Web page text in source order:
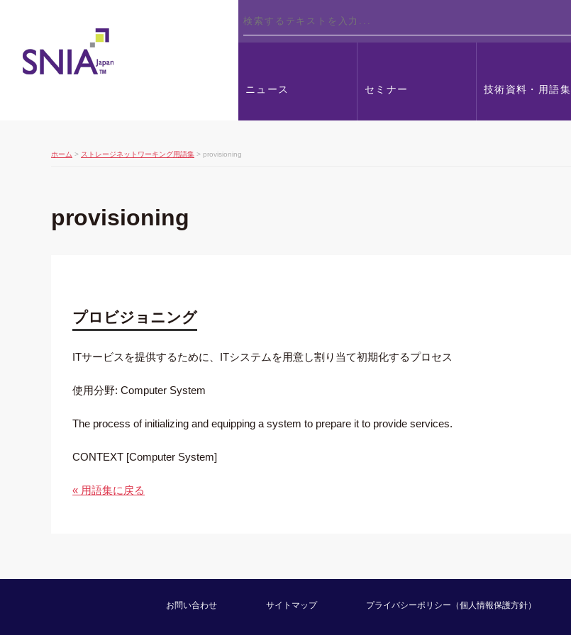
ニュース セミナー 技術資料・用語集
ホーム > ストレージネットワーキング用語集 > provisioning
provisioning
プロビジョニング
ITサービスを提供するために、ITシステムを用意し割り当て初期化するプロセス
使用分野: Computer System
The process of initializing and equipping a system to prepare it to provide services.
CONTEXT [Computer System]
« 用語集に戻る
お問い合わせ サイトマップ プライバシーポリシー（個人情報保護方針）